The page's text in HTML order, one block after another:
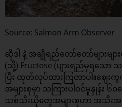
Source: Salmon Arm Observer
ဆိုဒါ နဲ့ အချိုရည်တော်တော်များမျာ
(သို့) Fructose (ပျားရည်မှရသော
ပြီး ထုတ်လုပ်ထားကြတာပါ။ဈေ
အများစုမှာ သကြားပါဝင်မူနှုန်း ၆
သစ်သီးယိုတွေအများစုဟာ အသီးအ